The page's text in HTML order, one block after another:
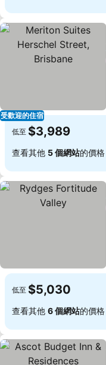
受歡迎的住宿
低至 $3,989
查看其他 5 個網站的價格
低至 $5,030
查看其他 6 個網站的價格